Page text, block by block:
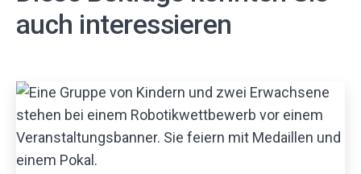
auch interessieren